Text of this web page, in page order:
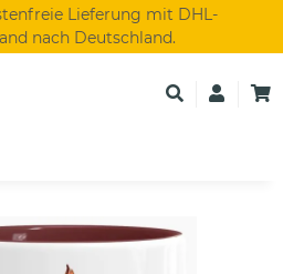
Lieferung mit DHL-
nach Deutschland.